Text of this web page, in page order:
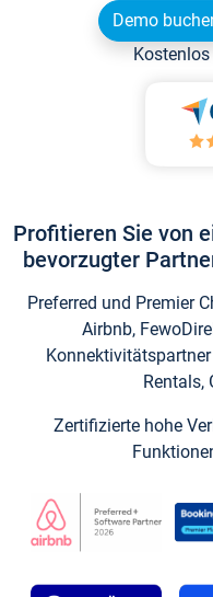
Demo
Profitieren Sie von
bevorzugter
Preferred und Premier
Airbnb,
Rentals,
Zertifizierte hohe